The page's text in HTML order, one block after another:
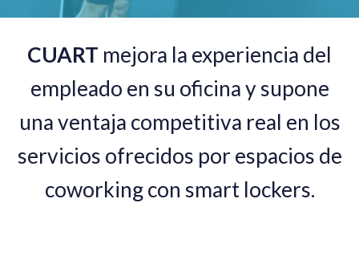
CUART mejora la experiencia del
empleado en su oficina y supone
una ventaja competitiva real en los
servicios ofrecidos por espacios de
coworking con smart lockers.